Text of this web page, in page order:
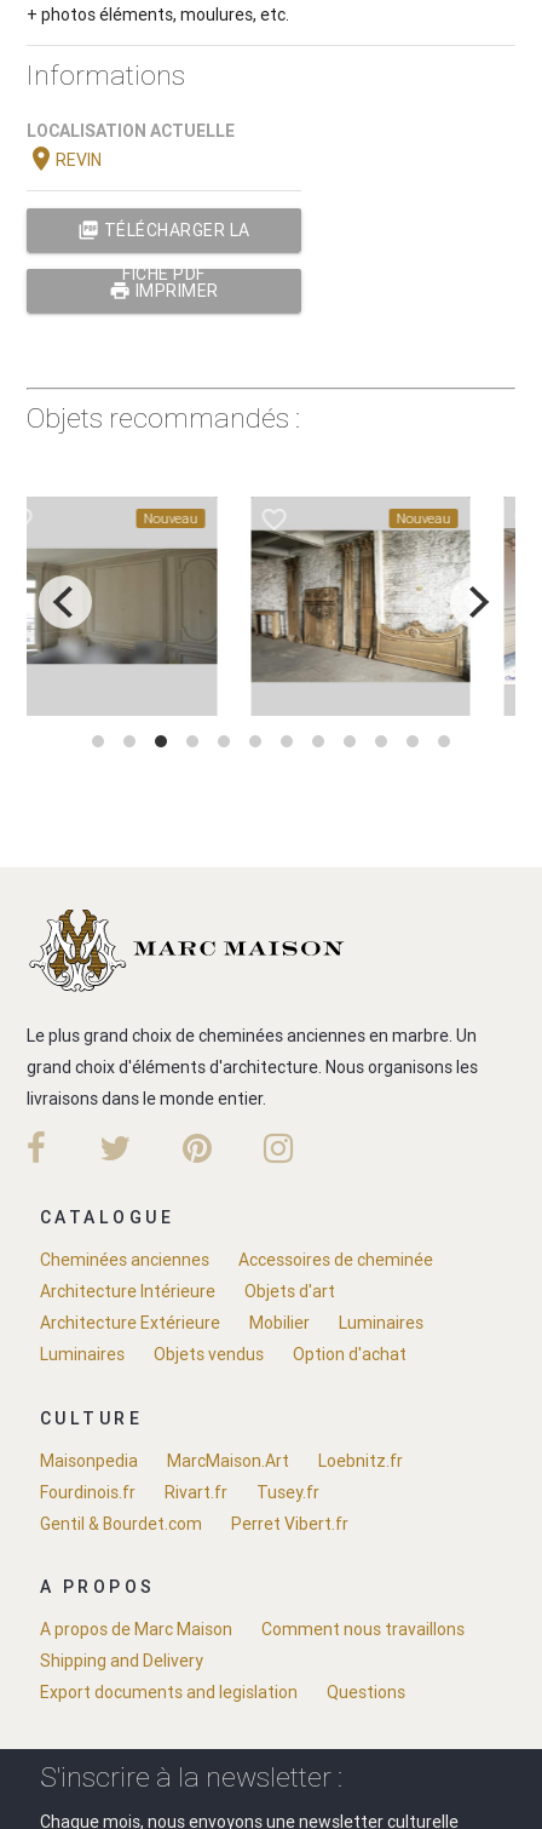
+ photos éléments, moulures, etc.
Informations
LOCALISATION ACTUELLE
location_onREVIN
picture_as_pdf TÉLÉCHARGER LA
FICHE PDF
print IMPRIMER
Objets recommandés :
favorite_border favorite_border
Le plus grand choix de cheminées anciennes en marbre. Un
grand choix d'éléments d'architecture. Nous organisons les
livraisons dans le monde entier.
CATALOGUE
Cheminées anciennes
Accessoires de cheminée
Architecture Intérieure
Objets d'art
Architecture Extérieure
Mobilier
Luminaires
Luminaires
Objets vendus Option d'achat
CULTURE
Maisonpedia
MarcMaison.Art
Loebnitz.fr
Fourdinois.fr
Rivart.fr
Tusey.fr
Gentil & Bourdet.com
Perret Vibert.fr
A PROPOS
A propos de Marc Maison
Comment nous travaillons
Shipping and Delivery
Export documents and legislation
Questions
S'inscrire à la newsletter :
Chaque mois, nous envoyons une newsletter culturelle